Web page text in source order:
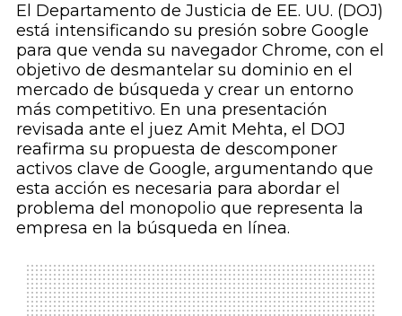
El Departamento de Justicia de EE. UU. (DOJ)
está intensificando su presión sobre Google
para que venda su navegador Chrome, con el
objetivo de desmantelar su dominio en el
mercado de búsqueda y crear un entorno
más competitivo. En una presentación
revisada ante el juez Amit Mehta, el DOJ
reafirma su propuesta de descomponer
activos clave de Google, argumentando que
esta acción es necesaria para abordar el
problema del monopolio que representa la
empresa en la búsqueda en línea.